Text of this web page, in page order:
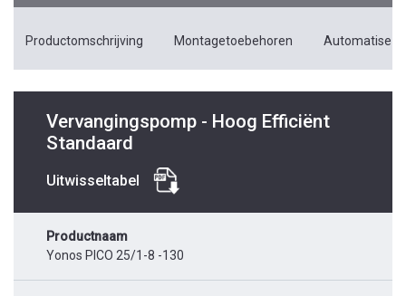
Productomschrijving Montagetoebehoren
Vervangingspomp - Hoog Efficiënt
Standaard
Uitwisseltabel
Productnaam
Yonos PICO 25/1-8 -130